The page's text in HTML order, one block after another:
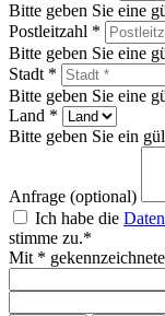
Bitte geben Sie eine
Postleitzahl *
Bitte geben Sie eine
Stadt *
Bitte geben Sie eine
Land *
Bitte geben Sie ein
Anfrage (optional)
Ich habe die
stimme zu.*
Mit *